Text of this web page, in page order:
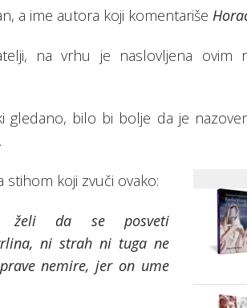
a ime autora koji komentariše
na vrhu je naslovljena ovim
gledano, bilo bi bolje da je
.
stihom koji zvuči ovako:
želi da se posveti
ni strah ni tuga ne
nemire, jer on ume